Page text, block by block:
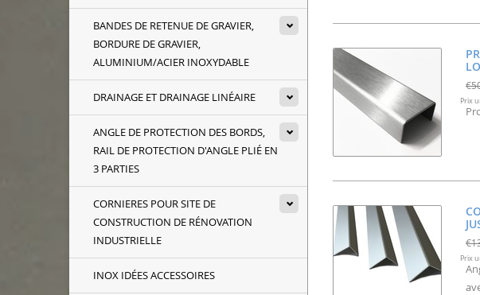
BANDES DE RETENUE DE GRAVIER,
BORDURE DE GRAVIER,
ALUMINIUM/ACIER INOXYDABLE
DRAINAGE ET DRAINAGE LINÉAIRE
ANGLE DE PROTECTION DES BORDS,
RAIL DE PROTECTION D'ANGLE PLIÉ EN
3 PARTIES
CORNIERES POUR SITE DE
CONSTRUCTION DE RÉNOVATION
INDUSTRIELLE
INOX IDÉES ACCESSOIRES
Prix
Prix